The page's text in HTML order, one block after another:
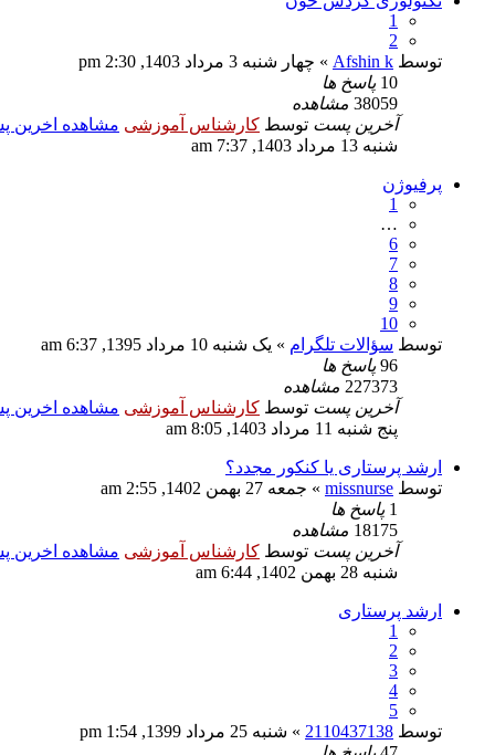
1
2
توسط Afshin k » چهار شنبه 3 مرداد 1403, 2:30 pm
10 پاسخ ها
38059 مشاهده
آخرین پست توسط کارشناس آموزشی مشاهده اخرین
شنبه 13 مرداد 1403, 7:37 am
پرفیوژن
1
…
6
7
8
9
10
توسط سؤالات تلگرام » یک شنبه 10 مرداد 1395, 6:37 am
96 پاسخ ها
227373 مشاهده
آخرین پست توسط کارشناس آموزشی مشاهده اخرین
پنج شنبه 11 مرداد 1403, 8:05 am
ارشد پرستاری یا کنکور مجدد؟
توسط missnurse » جمعه 27 بهمن 1402, 2:55 am
1 پاسخ ها
18175 مشاهده
آخرین پست توسط کارشناس آموزشی مشاهده اخرین
شنبه 28 بهمن 1402, 6:44 am
ارشد پرستاری
1
2
3
4
5
توسط 2110437138 » شنبه 25 مرداد 1399, 1:54 pm